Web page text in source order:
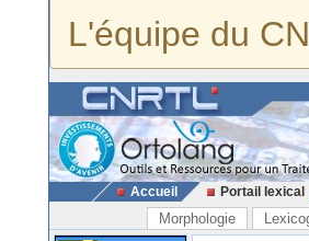
L'équipe du
Accueil Portail lexical
Morphologie